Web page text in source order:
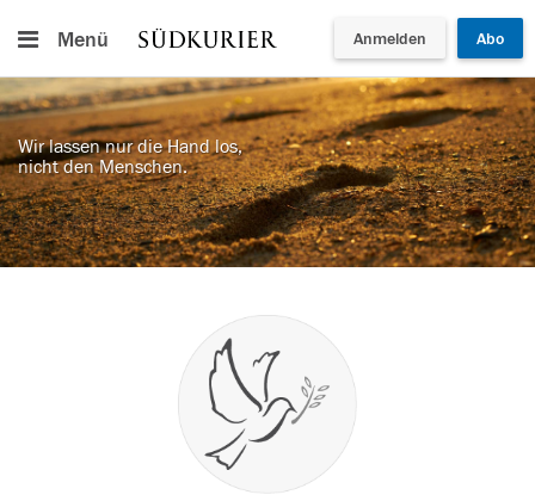
Menü Anmelden Abo
Wir lassen nur die Hand los,
nicht den Menschen.